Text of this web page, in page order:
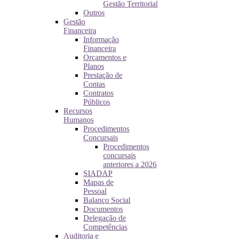
Gestão Territorial
Outros
Gestão
Financeira
Informação
Financeira
Orçamentos e
Planos
Prestação de
Contas
Contratos
Públicos
Recursos
Humanos
Procedimentos
Concursais
Procedimentos
concursais
anteriores a 2026
SIADAP
Mapas de
Pessoal
Balanço Social
Documentos
Delegação de
Competências
Auditoria e